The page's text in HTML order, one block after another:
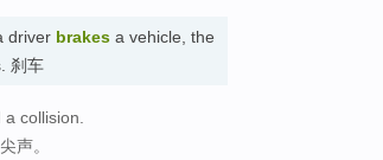
driver brakes a vehicle, the
刹车
collision.
声。